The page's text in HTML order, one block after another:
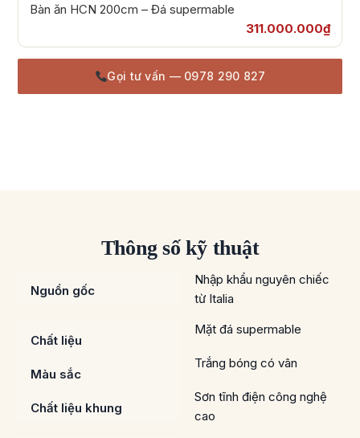
Bàn ăn HCN 200cm – Đá supermable
311.000.000₫
Gọi tư vấn — 0978 290 827
Thông số kỹ thuật
Nguồn gốc
Nhập khẩu nguyên chiếc
từ Italia
Chất liệu
Mặt đá supermable
Màu sắc
Trắng bóng có vân
Chất liệu khung
Sơn tĩnh điện công nghệ
cao